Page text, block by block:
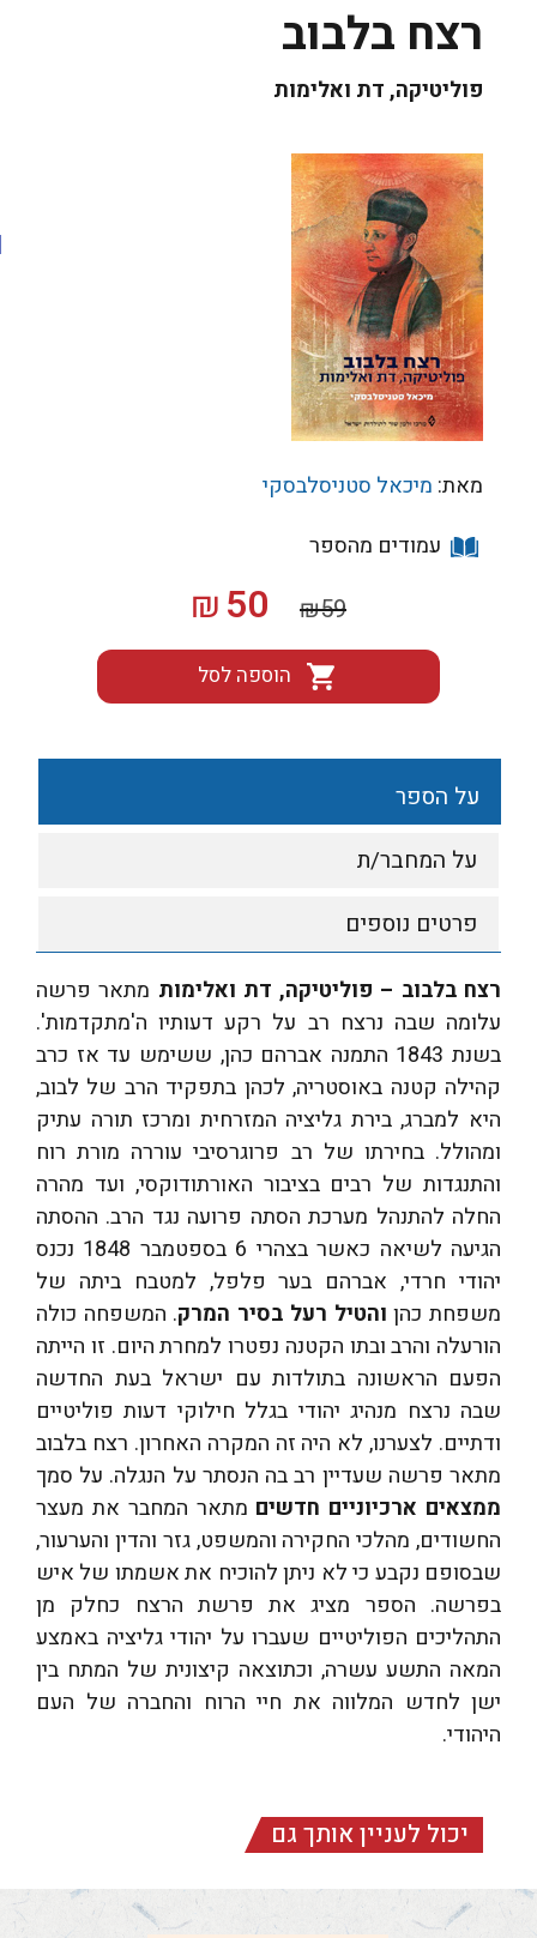
רצח בלבוב
פוליטיקה, דת ואלימות
מאת:מיכאל סטניסלבסקי
עמודים מהספר
₪59
המחיר
המקורי
היה:
₪59.
₪50
המחיר
הנוכחי
הוא:
הוספה לסל
על הספר
על המחבר/ת
פרטים נוספים
רצח בלבוב – פוליטיקה, דת ואלימותמתאר פרשה
עלומה שבה נרצח רב על רקע דעותיו ה'מתקדמות'.
בשנת 1843 התמנה אברהם כהן, ששימש עד אז כרב
קהילה קטנה באוסטריה, לכהן בתפקיד הרב של לבוב,
היא למברג, בירת גליציה המזרחית ומרכז תורה עתיק
ומהולל. בחירתו של רב פרוגרסיבי עוררה מורת רוח
והתנגדות של רבים בציבור האורתודוקסי, ועד מהרה
החלה להתנהל מערכת הסתה פרועה נגד הרב. ההסתה
הגיעה לשיאה כאשר בצהרי 6 בספטמבר 1848 נכנס
יהודי חרדי, אברהם בער פלפל, למטבח ביתה של
משפחת כהןוהטיל רעל בסיר המרק. המשפחה כולה
הורעלה והרב ובתו הקטנה נפטרו למחרת היום. זו הייתה
הפעם הראשונה בתולדות עם ישראל בעת החדשה
שבה נרצח מנהיג יהודי בגלל חילוקי דעות פוליטיים
ודתיים. לצערנו, לא היה זה המקרה האחרון. רצח בלבוב
מתאר פרשה שעדיין רב בה הנסתר על הנגלה. על סמך
ממצאים ארכיוניים חדשיםמתאר המחבר את מעצר
החשודים, מהלכי החקירה והמשפט, גזר והדין והערעור,
שבסופם נקבע כי לא ניתן להוכיח את אשמתו של איש
בפרשה. הספר מציג את פרשת הרצח כחלק מן
התהליכים הפוליטיים שעברו על יהודי גליציה באמצע
המאה התשע עשרה, וכתוצאה קיצונית של המתח בין
ישן לחדש המלווה את חיי הרוח והחברה של העם
היהודי.
יכול לעניין אותך גם